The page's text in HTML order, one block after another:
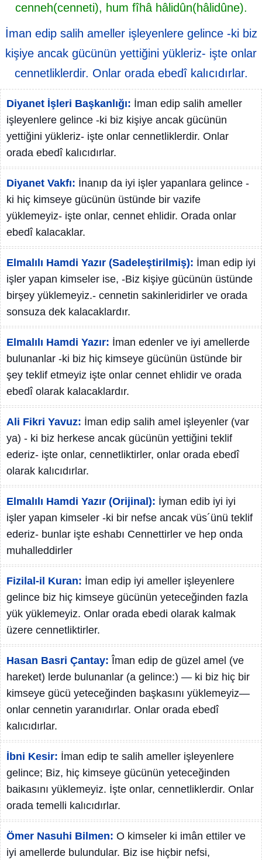
cenneh(cenneti), hum fîhâ hâlidûn(hâlidûne).
İman edip salih ameller işleyenlere gelince -ki biz
kişiye ancak gücünün yettiğini yükleriz- işte onlar
cennetliklerdir. Onlar orada ebedî kalıcıdırlar.
Diyanet İşleri Başkanlığı: İman edip salih ameller
işleyenlere gelince -ki biz kişiye ancak gücünün
yettiğini yükleriz- işte onlar cennetliklerdir. Onlar
orada ebedî kalıcıdırlar.
Diyanet Vakfı: İnanıp da iyi işler yapanlara gelince -
ki hiç kimseye gücünün üstünde bir vazife
yüklemeyiz- işte onlar, cennet ehlidir. Orada onlar
ebedî kalacaklar.
Elmalılı Hamdi Yazır (Sadeleştirilmiş): İman edip iyi
işler yapan kimseler ise, -Biz kişiye gücünün üstünde
birşey yüklemeyiz.- cennetin sakinleridirler ve orada
sonsuza dek kalacaklardır.
Elmalılı Hamdi Yazır: İman edenler ve iyi amellerde
bulunanlar -ki biz hiç kimseye gücünün üstünde bir
şey teklif etmeyiz işte onlar cennet ehlidir ve orada
ebedî olarak kalacaklardır.
Ali Fikri Yavuz: İman edip salih amel işleyenler (var
ya) - ki biz herkese ancak gücünün yettiğini teklif
ederiz- işte onlar, cennetliktirler, onlar orada ebedî
olarak kalıcıdırlar.
Elmalılı Hamdi Yazır (Orijinal): İyman edib iyi iyi
işler yapan kimseler -ki bir nefse ancak vüs´ünü teklif
ederiz- bunlar işte eshabı Cennettirler ve hep onda
muhalleddirler
Fizilal-il Kuran: İman edip iyi ameller işleyenlere
gelince biz hiç kimseye gücünün yeteceğinden fazla
yük yüklemeyiz. Onlar orada ebedi olarak kalmak
üzere cennetliktirler.
Hasan Basri Çantay: Îman edip de güzel amel (ve
hareket) lerde bulunanlar (a gelince:) — ki biz hiç bir
kimseye gücü yeteceğinden başkasını yüklemeyiz—
onlar cennetin yaranıdırlar. Onlar orada ebedî
kalıcıdırlar.
İbni Kesir: İman edip te salih ameller işleyenlere
gelince; Biz, hiç kimseye gücünün yeteceğinden
baikasını yüklemeyiz. İşte onlar, cennetliklerdir. Onlar
orada temelli kalıcıdırlar.
Ömer Nasuhi Bilmen: O kimseler ki imân ettiler ve
iyi amellerde bulundular. Biz ise hiçbir nefsi,